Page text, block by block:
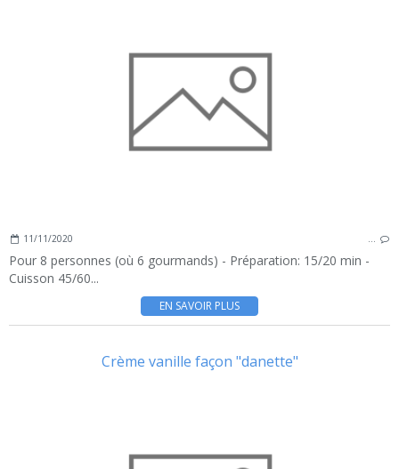
11/11/2020
Pour 8 personnes (où 6 gourmands) - Préparation: 15/20 min -
Cuisson 45/60...
EN SAVOIR PLUS
Crème vanille façon "danette"